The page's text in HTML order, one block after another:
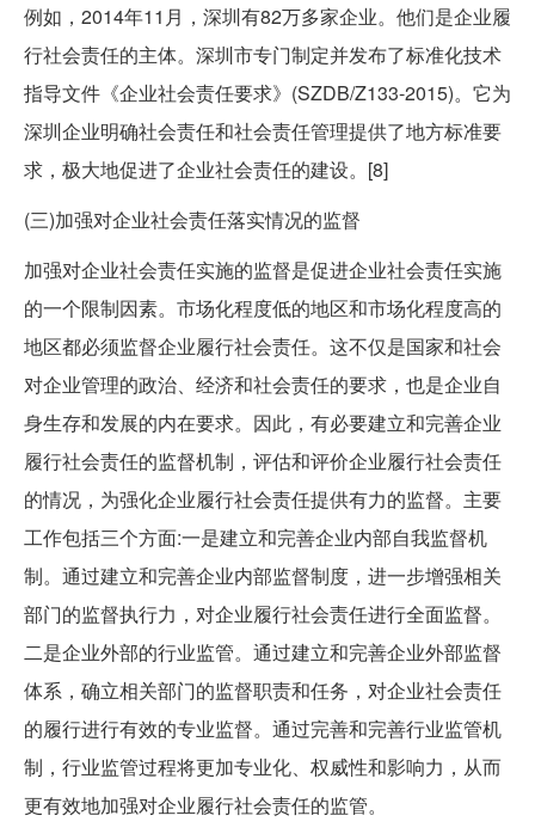
例如，2014年11月，深圳有82万多家企业。他们是企业履
行社会责任的主体。深圳市专门制定并发布了标准化技术
指导文件《企业社会责任要求》(SZDB/Z133-2015)。它为
深圳企业明确社会责任和社会责任管理提供了地方标准要
求，极大地促进了企业社会责任的建设。[8]
(三)加强对企业社会责任落实情况的监督
加强对企业社会责任实施的监督是促进企业社会责任实施
的一个限制因素。市场化程度低的地区和市场化程度高的
地区都必须监督企业履行社会责任。这不仅是国家和社会
对企业管理的政治、经济和社会责任的要求，也是企业自
身生存和发展的内在要求。因此，有必要建立和完善企业
履行社会责任的监督机制，评估和评价企业履行社会责任
的情况，为强化企业履行社会责任提供有力的监督。主要
工作包括三个方面:一是建立和完善企业内部自我监督机
制。通过建立和完善企业内部监督制度，进一步增强相关
部门的监督执行力，对企业履行社会责任进行全面监督。
二是企业外部的行业监管。通过建立和完善企业外部监督
体系，确立相关部门的监督职责和任务，对企业社会责任
的履行进行有效的专业监督。通过完善和完善行业监管机
制，行业监管过程将更加专业化、权威性和影响力，从而
更有效地加强对企业履行社会责任的监管。